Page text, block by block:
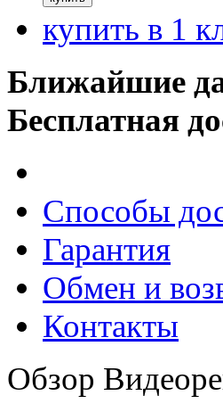
купить в 1
Ближайшие
Бесплатная
Способы
Гарантия
Обмен и
Контакты
Обзор